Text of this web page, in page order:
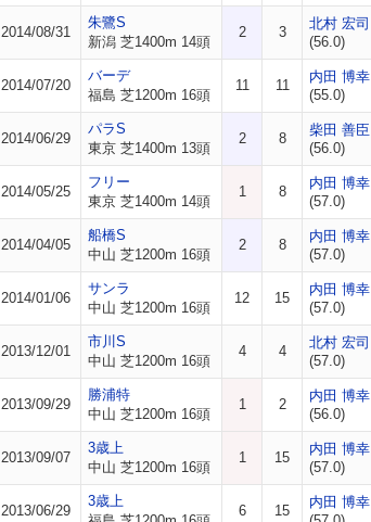
2014/08/31
朱鷺S
新潟 芝1400m 14頭
2 3
北村 宏司
(56.0)
2014/07/20
バーデ
福島 芝1200m 16頭
11 11
内田 博幸
(55.0)
2014/06/29
パラS
東京 芝1400m 13頭
2 8
柴田 善臣
(56.0)
2014/05/25
フリー
東京 芝1400m 14頭
1 8
内田 博幸
(57.0)
2014/04/05
船橋S
中山 芝1200m 16頭
2 8
内田 博幸
(57.0)
2014/01/06
サンラ
中山 芝1200m 16頭
12 15
内田 博幸
(57.0)
2013/12/01
市川S
中山 芝1200m 16頭
4 4
北村 宏司
(57.0)
2013/09/29
勝浦特
中山 芝1200m 16頭
1 2
内田 博幸
(56.0)
2013/09/07
3歳上
中山 芝1200m 16頭
1 15
内田 博幸
(57.0)
2013/06/29
3歳上
6 15
内田 博幸